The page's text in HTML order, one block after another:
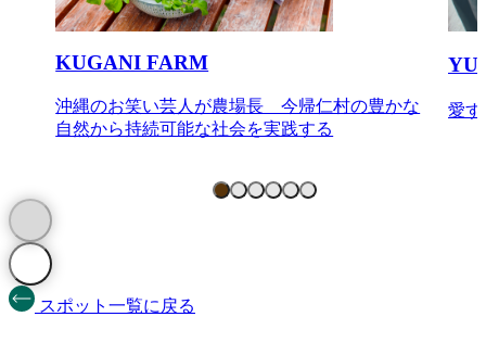
KUGANI FARM
沖縄のお笑い芸人が農場長 今帰仁村の豊かな
自然から持続可能な社会を実践する
愛
スポット一覧に戻る